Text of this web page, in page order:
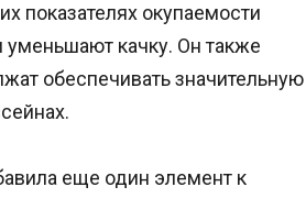
показателях окупаемости
качку. Он также
обеспечивать значительную
еще один элемент к